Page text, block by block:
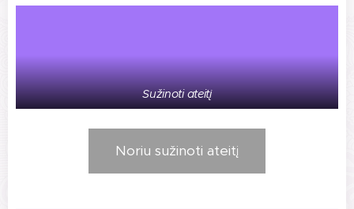
Sužinoti ateitį
Noriu sužinoti ateitį